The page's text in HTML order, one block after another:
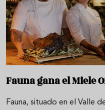
Fauna gana el Miele
Fauna, situado en el Valle